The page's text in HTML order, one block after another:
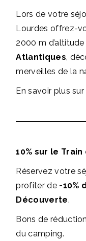
Lors de votre
Lourdes offrez-
2000 m
Atlantiques,
merveilles de la
En savoir plus sur
10% sur le Train
Réservez votre
profiter de -10%
Découverte.
Bons de
du camping.